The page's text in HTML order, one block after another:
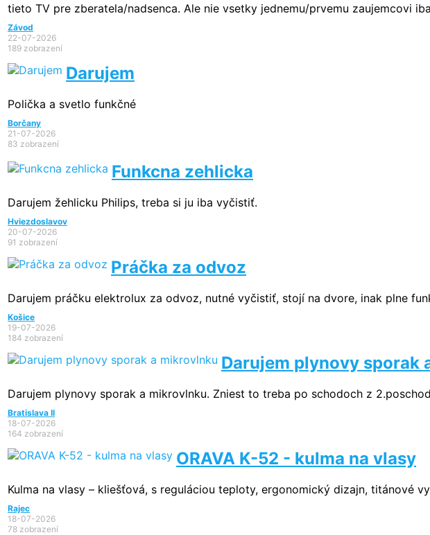
tieto TV pre zberatela/nadsenca. Ale nie vsetky jednemu/prvemu zaujemcovi
Závod
22-07-2026
189 zobrazení
Darujem
Polička a svetlo funkčné
Borčany
21-07-2026
83 zobrazení
Funkcna zehlicka
Darujem žehlicku Philips, treba si ju iba vyčistiť.
Hviezdoslavov
20-07-2026
91 zobrazení
Práčka za odvoz
Darujem práčku elektrolux za odvoz, nutné vyčistiť, stojí na dvore, inak plne
Košice
19-07-2026
184 zobrazení
Darujem plynovy sporak
Darujem plynovy sporak a mikrovlnku. Zniest to treba po schodoch z
Bratislava II
18-07-2026
164 zobrazení
ORAVA K-52 - kulma na vlasy
Kulma na vlasy – kliešťová, s reguláciou teploty, ergonomický dizajn, titánové
Rajec
18-07-2026
78 zobrazení